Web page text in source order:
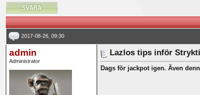
2017-08-26, 09:30
admin
Administrator
Lazlos tips inför
Dags för jackpot igen. Även